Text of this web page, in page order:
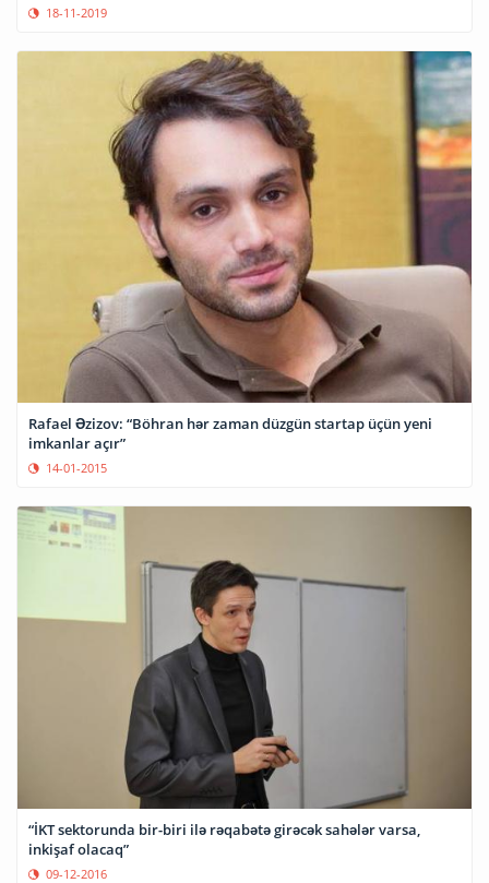
18-11-2019
Rafael Əzizov: “Böhran hər zaman düzgün startap üçün yeni
imkanlar açır”
14-01-2015
“İKT sektorunda bir-biri ilə rəqabətə girəcək sahələr varsa,
inkişaf olacaq”
09-12-2016